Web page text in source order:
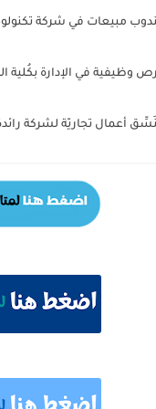
مبيعات في شركة
وظيفية في الإدارة بكُلية
أعمال تجاريّة لشركة